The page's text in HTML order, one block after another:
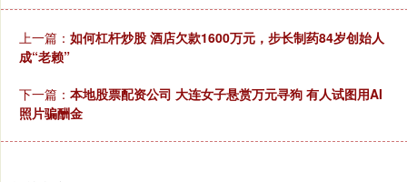
上一篇： 如何杠杆炒股 酒店欠款1600万元，步长制药84岁创始人
成“老赖”
下一篇： 本地股票配资公司 大连女子悬赏万元寻狗 有人试图用AI
照片骗酬金